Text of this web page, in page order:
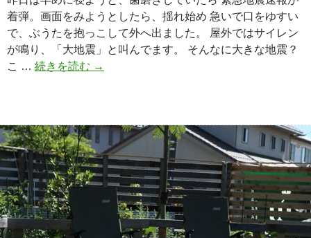
着弾。画面をみようとしたら、揺れ始め 急いで口をゆすい
で、ぶうたを抱っこして外へ出ました。 屋外ではサイレン
が鳴り、「大地震」と叫んでます。 そんなに大きな地震？
こ … 続きを読む 揺
た
が
大
丈
夫
→